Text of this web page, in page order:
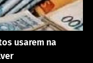
usarem na